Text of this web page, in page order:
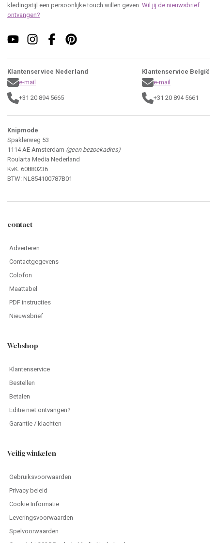
kledingstijl een persoonlijke touch willen geven. Wil jij de nieuwsbrief
ontvangen?
Klantenservice Nederland
e-mail
+31 20 894 5665
Klantenservice België
e-mail
+31 20 894 5661
Knipmode
Spaklerweg 53
1114 AE Amsterdam (geen bezoekadres)
Roularta Media Nederland
KvK: 60880236
BTW: NL854100787B01
contact
Adverteren
Contactgegevens
Colofon
Maattabel
PDF instructies
Nieuwsbrief
Webshop
Klantenservice
Bestellen
Betalen
Editie niet ontvangen?
Garantie / klachten
Veilig winkelen
Gebruiksvoorwaarden
Privacy beleid
Cookie Informatie
Leveringsvoorwaarden
Spelvoorwaarden